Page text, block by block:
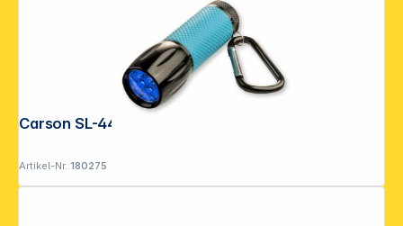
Carson SL-44 UV-Licht
Artikel-Nr.:180275